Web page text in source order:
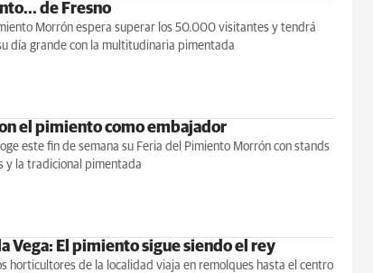
de Fresno
Morrón espera superar los 50.000 visitantes y tendrá
día grande con la multitudinaria pimentada
el pimiento como embajador
este fin de semana su Feria del Pimiento Morrón con stands
y la tradicional pimentada
Vega: El pimiento sigue siendo el rey
horticultores de la localidad viaja en remolques hasta el centro